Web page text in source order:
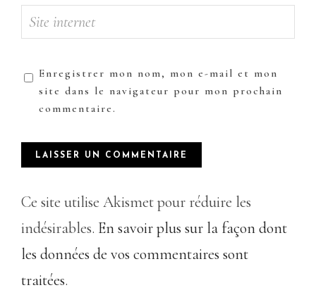
Enregistrer mon nom, mon e-mail et mon
site dans le navigateur pour mon prochain
commentaire.
Ce site utilise Akismet pour réduire les
indésirables. En savoir plus sur la façon dont
les données de vos commentaires sont
traitées.